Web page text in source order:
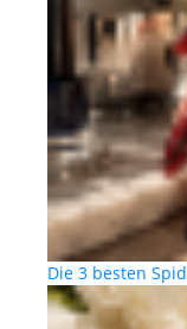
Die 3 besten